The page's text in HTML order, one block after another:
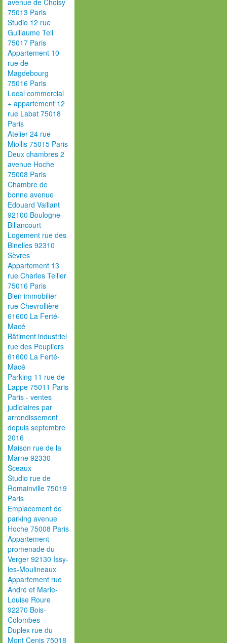
avenue de Choisy
75013 Paris
Studio 12 rue
Guillaume Tell
75017 Paris
Appartement 10
rue de
Magdebourg
75016 Paris
Local commercial
+ appartement 12
rue Labat 75018
Paris
Atelier 24 rue
Miollis 75015 Paris
Deux chambres 2
avenue Hoche
75008 Paris
Chambre de
bonne avenue
Edouard Vaillant
92100 Boulogne-
Billancourt
Logement rue des
Binelles 92310
Sèvres
Appartement 13
rue Charles Tellier
75016 Paris
Bien immobilier
rue Chevrollière
61600 La Ferté-
Macé
Bâtiment industriel
rue des Peupliers
61600 La Ferté-
Macé
Parking 11 rue de
Lappe 75011 Paris
Paris - ventes
judiciaires par
arrondissement
depuis septembre
2016
Maison rue de la
Marne 92330
Sceaux
Studio rue de
Romainville 75019
Paris
Emplacement de
parking avenue
Hoche 75008 Paris
Appartement
promenade du
Verger 92130 Issy-
les-Moulineaux
Appartement rue
André et Marie-
Louise Roure
92270 Bois-
Colombes
Duplex rue du
Mont Cenis 75018